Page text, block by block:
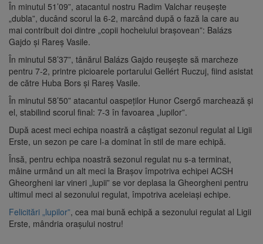
În minutul 51’09”, atacantul nostru Radim Valchar reușește
„dubla”, ducând scorul la 6-2, marcând după o fază la care au
mai contribuit doi dintre „copii hocheiului brașovean”: Balázs
Gajdo și Rareș Vasile.
În minutul 58’37”, tânărul Balázs Gajdo reușește să marcheze
pentru 7-2, printre picioarele portarului Gellért Ruczuj, fiind asistat
de către Huba Bors și Rareș Vasile.
În minutul 58’50” atacantul oaspeților Hunor Csergő marchează și
el, stabilind scorul final: 7-3 în favoarea „lupilor”.
După acest meci echipa noastră a câștigat sezonul regulat al Ligii
Erste, un sezon pe care l-a dominat în stil de mare echipă.
Însă, pentru echipa noastră sezonul regulat nu s-a terminat,
mâine urmând un alt meci la Brașov împotriva echipei ACSH
Gheorgheni iar vineri „lupii” se vor deplasa la Gheorgheni pentru
ultimul meci al sezonului regulat, împotriva aceleiași echipe.
Felicitări „lupilor”, cea mai bună echipă a sezonului regulat al Ligii
Erste, mândria orașului nostru!